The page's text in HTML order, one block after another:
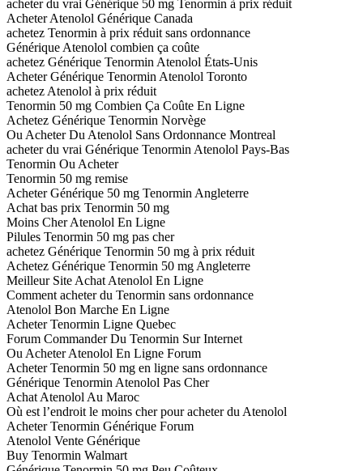
acheter du vrai Générique 50 mg Tenormin à prix réduit
Acheter Atenolol Générique Canada
achetez Tenormin à prix réduit sans ordonnance
Générique Atenolol combien ça coûte
achetez Générique Tenormin Atenolol États-Unis
Acheter Générique Tenormin Atenolol Toronto
achetez Atenolol à prix réduit
Tenormin 50 mg Combien Ça Coûte En Ligne
Achetez Générique Tenormin Norvège
Ou Acheter Du Atenolol Sans Ordonnance Montreal
acheter du vrai Générique Tenormin Atenolol Pays-Bas
Tenormin Ou Acheter
Tenormin 50 mg remise
Acheter Générique 50 mg Tenormin Angleterre
Achat bas prix Tenormin 50 mg
Moins Cher Atenolol En Ligne
Pilules Tenormin 50 mg pas cher
achetez Générique Tenormin 50 mg à prix réduit
Achetez Générique Tenormin 50 mg Angleterre
Meilleur Site Achat Atenolol En Ligne
Comment acheter du Tenormin sans ordonnance
Atenolol Bon Marche En Ligne
Acheter Tenormin Ligne Quebec
Forum Commander Du Tenormin Sur Internet
Ou Acheter Atenolol En Ligne Forum
Acheter Tenormin 50 mg en ligne sans ordonnance
Générique Tenormin Atenolol Pas Cher
Achat Atenolol Au Maroc
Où est l’endroit le moins cher pour acheter du Atenolol
Acheter Tenormin Générique Forum
Atenolol Vente Générique
Buy Tenormin Walmart